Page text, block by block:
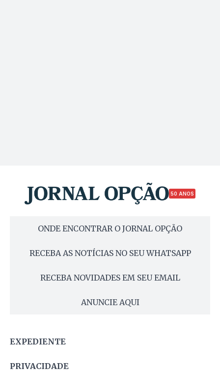
50 ANOS
ONDE ENCONTRAR O JORNAL OPÇÃO
RECEBA AS NOTÍCIAS NO SEU WHATSAPP
RECEBA NOVIDADES EM SEU EMAIL
ANUNCIE AQUI
EXPEDIENTE
PRIVACIDADE